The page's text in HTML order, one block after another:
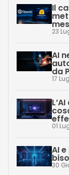
Il
23
AI
da
17
01
AI
30